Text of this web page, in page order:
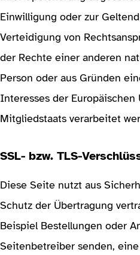
Einwilligung oder zur
Verteidigung von
der Rechte einer anderen
Person oder aus Gründen
Interesses der
Mitgliedstaats verarbeitet
SSL- bzw. TLS-
Diese Seite nutzt aus
Schutz der Übertragung
Beispiel Bestellungen oder
Seitenbetreiber senden,